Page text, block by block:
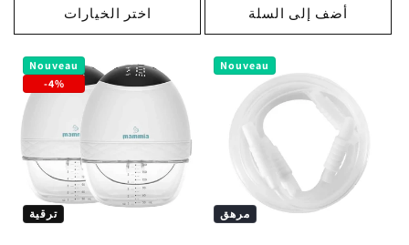
اختر الخيارات أضف إلى السلة
Nouveau
-4%
ترقية
Nouveau
مرهق